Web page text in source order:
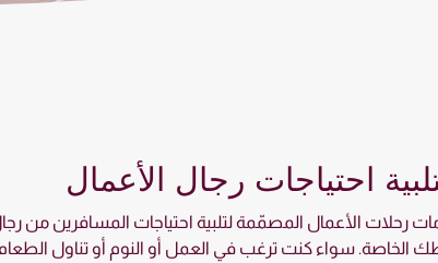
احتياجات رجال الأعمال
رحلات الأعمال المصمّمة لتلبية احتياجات المسافرين من
سواء كنت ترغب في العمل أو النوم أو تناول الطعام